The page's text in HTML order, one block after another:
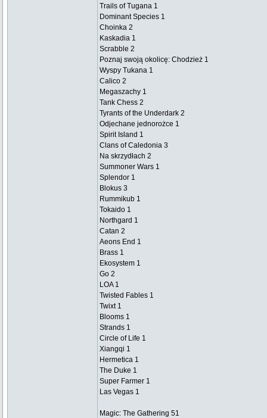
Trails of Tugana 1
Dominant Species 1
Choinka 2
Kaskadia 1
Scrabble 2
Poznaj swoją okolicę: Chodzież 1
Wyspy Tukana 1
Calico 2
Megaszachy 1
Tank Chess 2
Tyrants of the Underdark 2
Odjechane jednorożce 1
Spirit Island 1
Clans of Caledonia 3
Na skrzydłach 2
Summoner Wars 1
Splendor 1
Blokus 3
Rummikub 1
Tokaido 1
Northgard 1
Catan 2
Aeons End 1
Brass 1
Ekosystem 1
Go 2
LOA 1
Twisted Fables 1
Twixt 1
Blooms 1
Strands 1
Circle of Life 1
Xiangqi 1
Hermetica 1
The Duke 1
Super Farmer 1
Las Vegas 1
Magic: The Gathering 51